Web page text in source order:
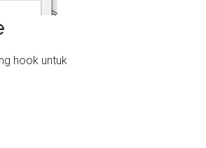
hook untuk